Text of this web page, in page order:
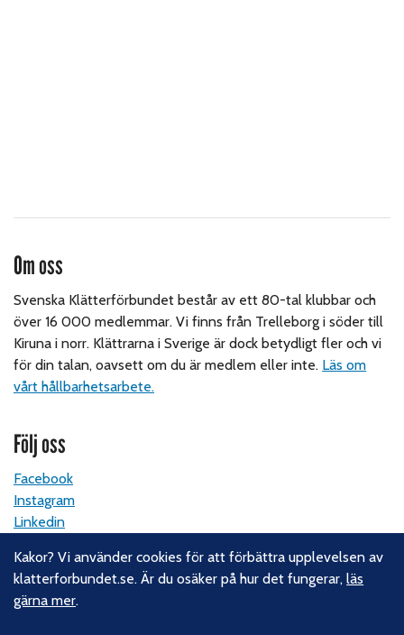
Om oss
Svenska Klätterförbundet består av ett 80-tal klubbar och
över 16 000 medlemmar. Vi finns från Trelleborg i söder till
Kiruna i norr. Klättrarna i Sverige är dock betydligt fler och vi
för din talan, oavsett om du är medlem eller inte. Läs om
vårt hållbarhetsarbete.
Följ oss
Facebook
Instagram
Linkedin
Kontakt
Kakor? Vi använder cookies för att förbättra upplevelsen av
klatterforbundet.se. Är du osäker på hur det fungerar,läs
gärna mer.